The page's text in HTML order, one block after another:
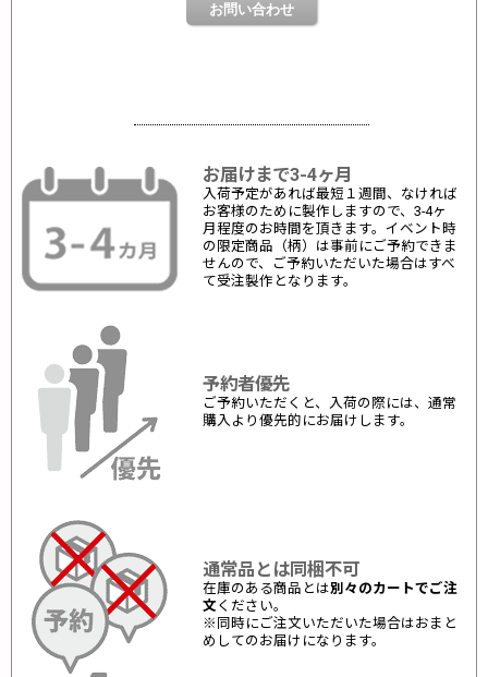
お届けまで3-4ヶ月
入荷予定があれば最短１週間、なければ
お客様のために製作しますので、3-4ヶ
月程度のお時間を頂きます。イベント時
の限定商品（柄）は事前にご予約できま
せんので、ご予約いただいた場合はすべ
て受注製作となります。
予約者優先
ご予約いただくと、入荷の際には、通常
購入より優先的にお届けします。
通常品とは同梱不可
在庫のある商品とは別々のカートでご注
文 ください。
※同時にご注文いただいた場合はおまと
めしてのお届けになります。